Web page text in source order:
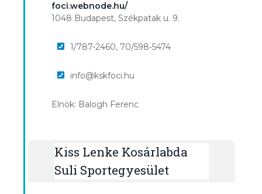
foci.webnode.hu/
1048 Budapest, Székpatak u. 9.
1/787-2460, 70/598-5474
info@kskfoci.hu
Elnök: Balogh Ferenc
Kiss Lenke Kosárlabda
Suli Sportegyesület